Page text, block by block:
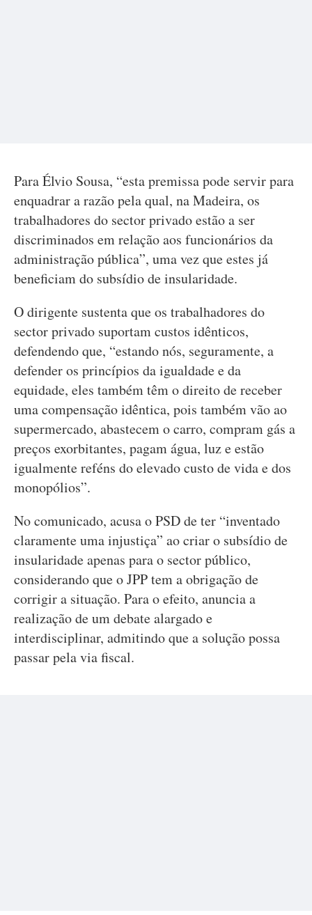
Para Élvio Sousa, “esta premissa pode servir para
enquadrar a razão pela qual, na Madeira, os
trabalhadores do sector privado estão a ser
discriminados em relação aos funcionários da
administração pública”, uma vez que estes já
beneficiam do subsídio de insularidade.
O dirigente sustenta que os trabalhadores do
sector privado suportam custos idênticos,
defendendo que, “estando nós, seguramente, a
defender os princípios da igualdade e da
equidade, eles também têm o direito de receber
uma compensação idêntica, pois também vão ao
supermercado, abastecem o carro, compram gás a
preços exorbitantes, pagam água, luz e estão
igualmente reféns do elevado custo de vida e dos
monopólios”.
No comunicado, acusa o PSD de ter “inventado
claramente uma injustiça” ao criar o subsídio de
insularidade apenas para o sector público,
considerando que o JPP tem a obrigação de
corrigir a situação. Para o efeito, anuncia a
realização de um debate alargado e
interdisciplinar, admitindo que a solução possa
passar pela via fiscal.